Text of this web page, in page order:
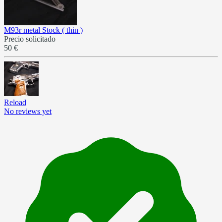
M93r metal Stock ( thin )
Precio solicitado
50 €
Reload
No reviews yet